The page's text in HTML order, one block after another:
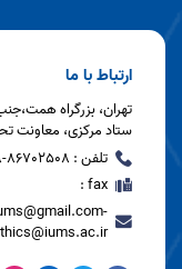
ارتباط با ما
تهران، بزرگراه
ستاد مرکزی، معاونت
تلفن : 86702508-86702538-86702510
fax :